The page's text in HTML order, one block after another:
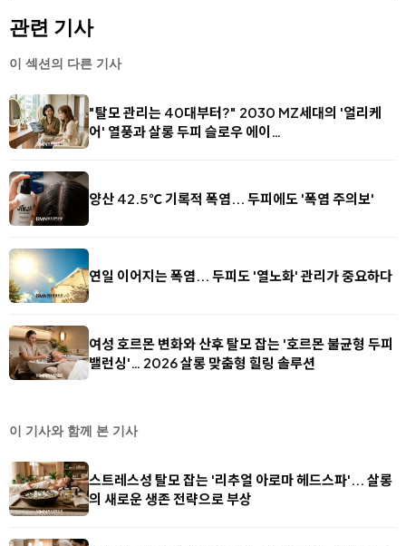
관련 기사
이 섹션의 다른 기사
"탈모 관리는 40대부터?" 2030 MZ세대의 '얼리케
어' 열풍과 살롱 두피 슬로우 에이…
양산 42.5℃ 기록적 폭염... 두피에도 '폭염 주의보'
연일 이어지는 폭염... 두피도 '열노화' 관리가 중요하다
여성 호르몬 변화와 산후 탈모 잡는 '호르몬 불균형 두피
밸런싱'… 2026 살롱 맞춤형 힐링 솔루션
이 기사와 함께 본 기사
스트레스성 탈모 잡는 '리추얼 아로마 헤드스파'... 살롱
의 새로운 생존 전략으로 부상